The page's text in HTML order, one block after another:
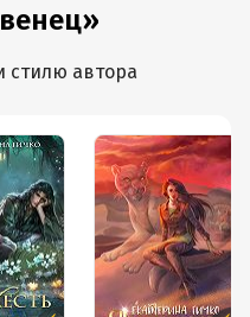
стилю автора